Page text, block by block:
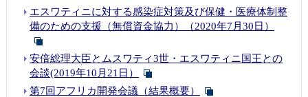
エスワティニに対する感染症対策及び保健・医療体制整
備のための支援（無償資金協力）（2020年7月30日）
安倍総理大臣とムスワティ3世・エスワティニ国王との
会談(2019年10月21日）
第7回アフリカ開発会議（結果概要）